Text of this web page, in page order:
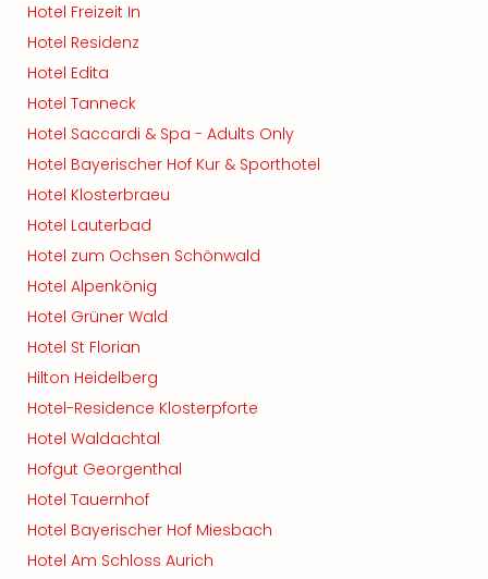
Hotel Freizeit In
Hotel Residenz
Hotel Edita
Hotel Tanneck
Hotel Saccardi & Spa - Adults Only
Hotel Bayerischer Hof Kur & Sporthotel
Hotel Klosterbraeu
Hotel Lauterbad
Hotel zum Ochsen Schönwald
Hotel Alpenkönig
Hotel Grüner Wald
Hotel St Florian
Hilton Heidelberg
Hotel-Residence Klosterpforte
Hotel Waldachtal
Hofgut Georgenthal
Hotel Tauernhof
Hotel Bayerischer Hof Miesbach
Hotel Am Schloss Aurich